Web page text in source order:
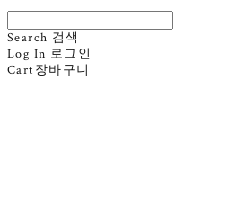
Search 검색
Log In 로그인
Cart 장바구니